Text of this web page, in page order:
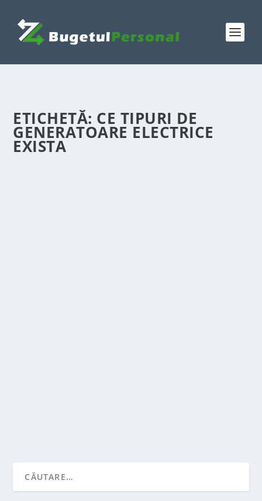
ETICHETĂ: CE TIPURI DE
GENERATOARE ELECTRICE
EXISTA